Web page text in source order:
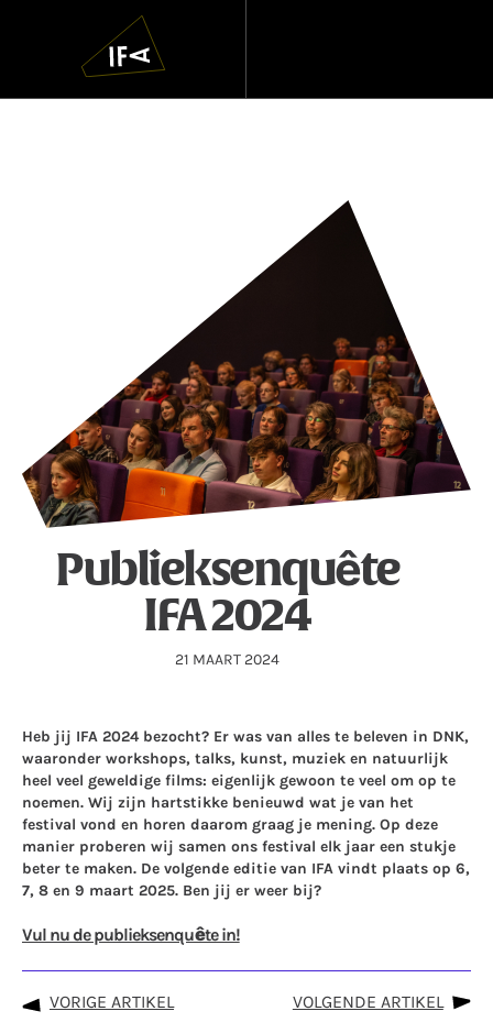
Navigatie
overslaan
Publieksenquête
IFA 2024
21 MAART 2024
Heb jij IFA 2024 bezocht? Er was van alles te beleven in DNK,
waaronder workshops, talks, kunst, muziek en natuurlijk
heel veel geweldige films: eigenlijk gewoon te veel om op te
noemen. Wij zijn hartstikke benieuwd wat je van het
festival vond en horen daarom graag je mening. Op deze
manier proberen wij samen ons festival elk jaar een stukje
beter te maken. De volgende editie van IFA vindt plaats op 6,
7, 8 en 9 maart 2025. Ben jij er weer bij?
Vul nu de publieksenquête in!
VORIGE ARTIKEL VOLGENDE ARTIKEL